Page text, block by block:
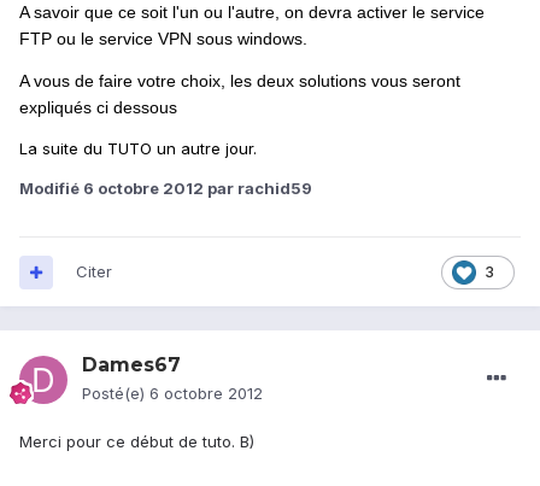
A savoir que ce soit l'un ou l'autre, on devra activer le service
FTP ou le service VPN sous windows.
A vous de faire votre choix, les deux solutions vous seront
expliqués ci dessous
La suite du TUTO un autre jour.
Modifié 6 octobre 2012 par rachid59
3
Citer
Dames67
Posté(e) 6 octobre 2012
Merci pour ce début de tuto. B)